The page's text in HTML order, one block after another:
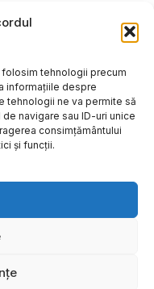
tehnologii precum
informațiile despre
tehnologii ne va permite să
navigare sau ID-uri unice
consimțământului
și funcții.